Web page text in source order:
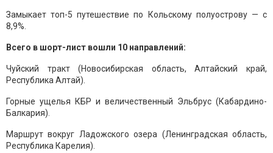
Замыкает топ-5 путешествие по Кольскому полуострову — с
8,9%.
Всего в шорт-лист вошли 10 направлений:
Чуйский тракт (Новосибирская область, Алтайский край,
Республика Алтай).
Горные ущелья КБР и величественный Эльбрус (Кабардино-
Балкария).
Маршрут вокруг Ладожского озера (Ленинградская область,
Республика Карелия).